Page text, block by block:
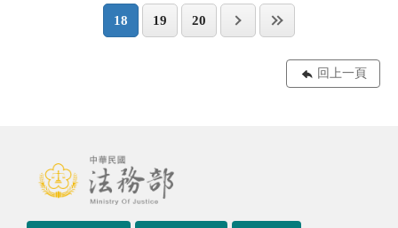
18 19 20
回上一頁